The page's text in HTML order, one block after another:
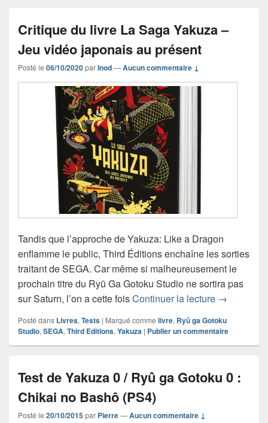
Critique du livre La Saga Yakuza –
Jeu vidéo japonais au présent
Posté le 06/10/2020parInod—Aucun commentaire ↓
Tandis que l’approche de Yakuza: Like a Dragon
enflamme le public, Third Éditions enchaîne les sorties
traitant de SEGA. Car même si malheureusement le
prochain titre du Ryū Ga Gotoku Studio ne sortira pas
sur Saturn, l’on a cette foisContinuer la lecture Critique
→
Posté dans Livres, Tests | Marqué comme livre, Ryû ga Gotoku
Studio, SEGA, Third Editions, Yakuza | Publier un commentaire
Test de Yakuza 0 / Ryû ga Gotoku 0 :
Chikai no Bashô (PS4)
Posté le 20/10/2015par Pierre—Aucun commentaire ↓